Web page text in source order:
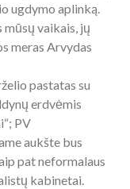
ugdymo aplinką.
vaikais, jų
meras Arvydas
pastatas su
erdvėmis
PV
aukšte bus
pat neformalaus
kabinetai.